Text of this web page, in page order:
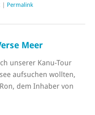
| Permalink
Meer
unserer Kanu-Tour
aufsuchen wollten,
dem Inhaber von